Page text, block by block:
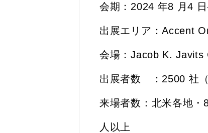
会期：2024 年8 月4
出展エリア：Accent
会場：Jacob K. Javits
出展者数 ：2500 社（
来場者数：北米各地
人以上